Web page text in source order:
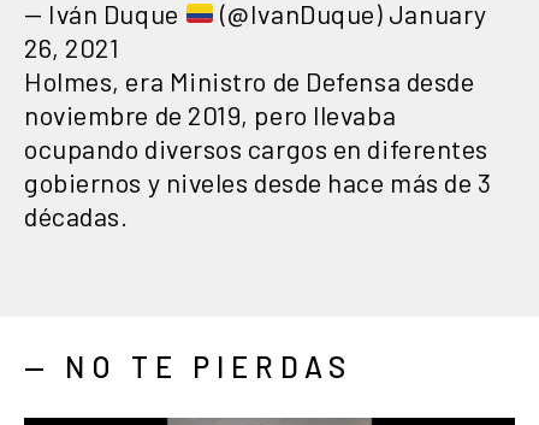
— Iván Duque
(@IvanDuque) January
26, 2021
Holmes, era Ministro de Defensa desde
noviembre de 2019, pero llevaba
ocupando diversos cargos en diferentes
gobiernos y niveles desde hace más de 3
décadas.
— NO TE PIERDAS